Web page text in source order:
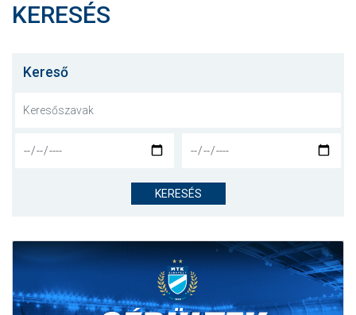
JEGYÉRTÉKESÍTÉS
NYITÓLAP
CSAPATOK
KLUB
GALÉRIA
KERESÉS
Kereső
KERESÉS